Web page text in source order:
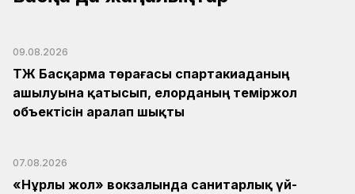
09.08.2026
ҚТЖ Басқарма төрағасы спартакиаданың
ашылуына қатысып, елорданың теміржол
объектісін аралап шықты
07.08.2026
«Нұрлы жол» вокзалында санитарлық үй-